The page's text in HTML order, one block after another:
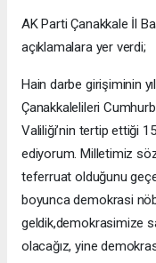
AK Parti Çanakkale İl
açıklamalara yer verdi;
Hain darbe girişiminin
Çanakkalelileri
Valiliği’nin tertip ettiği
ediyorum. Milletimiz
teferruat olduğunu
boyunca demokrasi
geldik,demokrasimize
olacağız, yine